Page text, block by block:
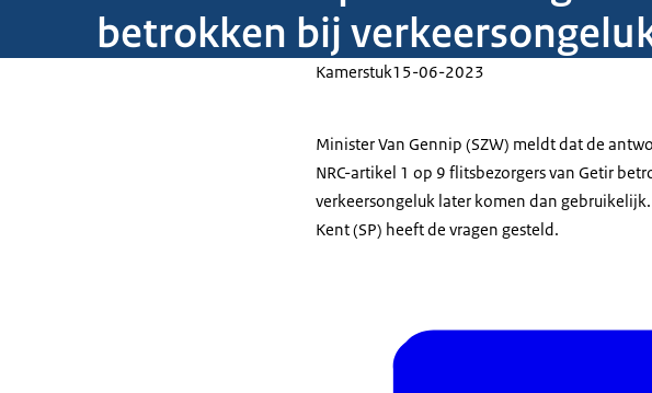
betrokken bij
Kamerstuk15-06-2023
Minister Van Gennip (SZW) meldt dat de
NRC-artikel 1 op 9 flitsbezorgers van Getir
verkeersongeluk later komen dan
Kent (SP) heeft de vragen gesteld.